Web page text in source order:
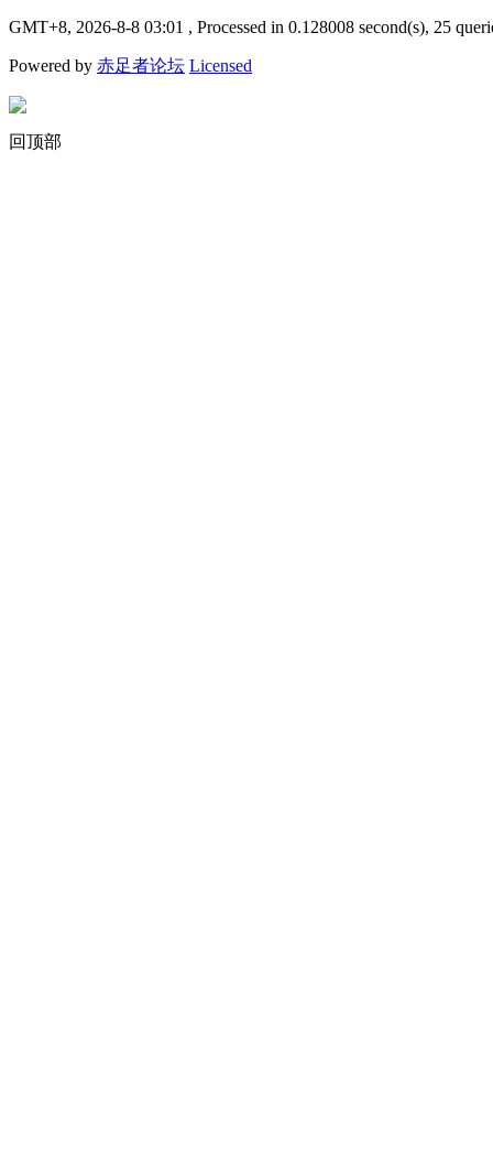
GMT+8, 2026-8-8 03:01 , Processed in 0.128008 second(s), 25
Powered by 赤足者论坛 Licensed
回顶部